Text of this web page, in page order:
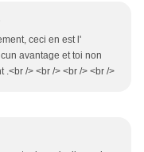
ceci en est l'
avantage et toi non
/> <br /> <br /> <br />